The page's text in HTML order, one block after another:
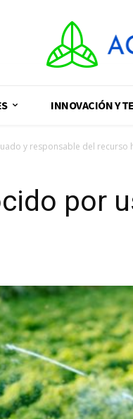
INNOVACIÓN Y
y responsable del recurso
por